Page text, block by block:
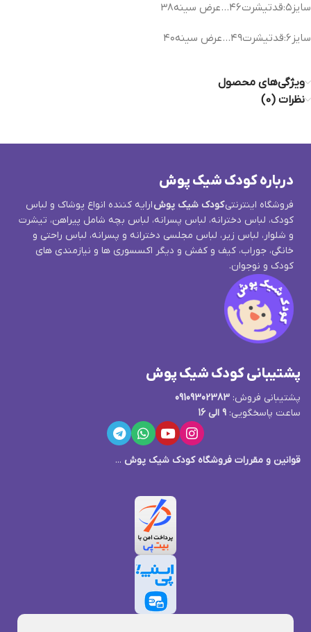
سایز۵:قدتیشرت۴۶…عرض سینه۳۸
سایز۶:قدتیشرت۴۹…عرض سینه۴۰
ویژگی‌های محصول
نظرات (0)
درباره کودک شیک پوش
فروشگاه اینترنتیکودک شیک پوشارایه کننده انواع پوشاک و لباس
کودک، لباس دخترانه، لباس پسرانه، لباس بچه شامل پیراهن، تیشرت
و شلوار، لباس زیر، لباس مجلسی دخترانه و پسرانه، لباس راحتی و
خانگی، جوراب، کیف و کفش و دیگر اکسسوری ها و نیازمندی های
کودک و نوجوان.
پشتیبانی کودک شیک پوش
پشتیبانی فروش: 09109302383
ساعت پاسخگویی: 9 الی 16
قوانین و مقررات فروشگاه کودک شیک پوش ...